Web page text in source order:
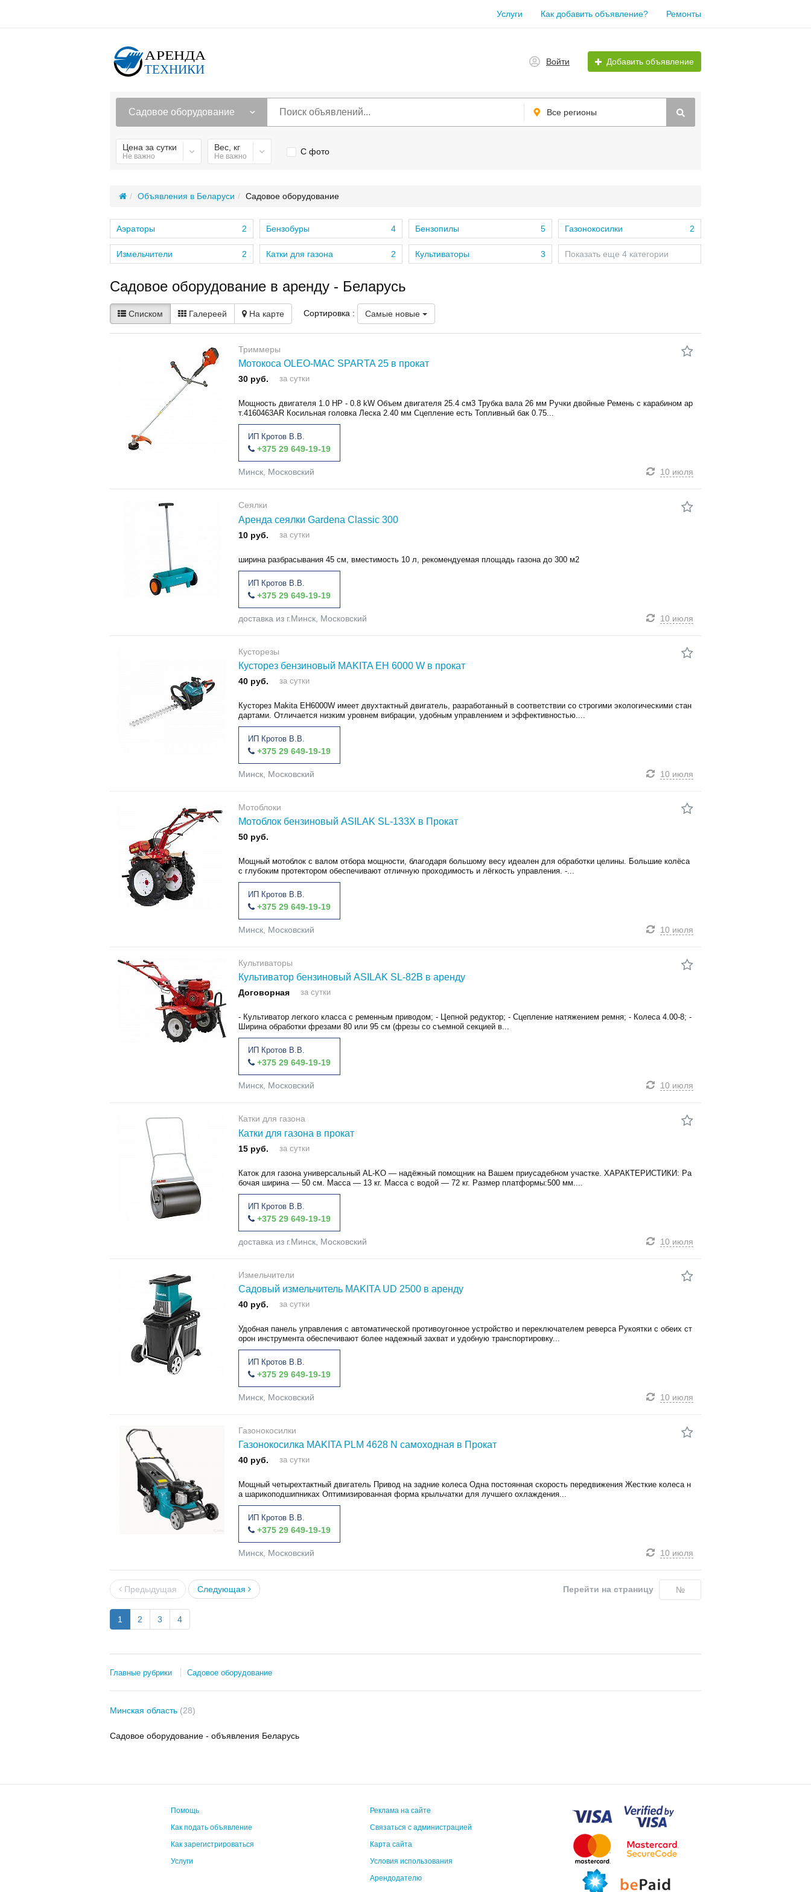
Услуги Как добавить объявление? Ремонты
Войти Добавить объявление
Садовое оборудование Все регионы
Цена за сутки
Не важно
Вес, кг
Не важно С фото
Объявления в Беларуси Садовое оборудование
2
Аэраторы
2
Измельчители
4
Бензобуры
2
Катки для газона
5
Бензопилы
3
Культиваторы
2
Газонокосилки
Показать еще 4 категории
Садовое оборудование в аренду - Беларусь
Списком Галереей На карте Сортировка : Самые новые
Триммеры
Мотокоса OLEO-MAC SPARTA 25 в прокат
30 руб. за сутки
Мощность двигателя 1.0 HP - 0.8 kW Объем двигателя 25.4 см3 Трубка вала 26 мм Ручки двойные Ремень с карабином ар
т.4160463AR Косильная головка Леска 2.40 мм Сцепление есть Топливный бак 0.75...
ИП Кротов В.В.
+375 29 649-19-19
Минск, Московский 10 июля
Сеялки
Аренда сеялки Gardena Classic 300
10 руб. за сутки
ширина разбрасывания 45 см, вместимость 10 л, рекомендуемая площадь газона до 300 м2
ИП Кротов В.В.
+375 29 649-19-19
доставка из г.Минск, Московский 10 июля
Кусторезы
Кусторез бензиновый MAKITA EH 6000 W в прокат
40 руб. за сутки
Кусторез Makita EH6000W имеет двухтактный двигатель, разработанный в соответствии со строгими экологическими стан
дартами. Отличается низким уровнем вибрации, удобным управлением и эффективностью....
ИП Кротов В.В.
+375 29 649-19-19
Минск, Московский 10 июля
Мотоблоки
Мотоблок бензиновый ASILAK SL-133X в Прокат
50 руб.
Мощный мотоблок с валом отбора мощности, благодаря большому весу идеален для обработки целины. Большие колёса
с глубоким протектором обеспечивают отличную проходимость и лёгкость управления. -...
ИП Кротов В.В.
+375 29 649-19-19
Минск, Московский 10 июля
Культиваторы
Культиватор бензиновый ASILAK SL-82B в аренду
Договорная за сутки
- Культиватор легкого класса с ременным приводом; - Цепной редуктор; - Сцепление натяжением ремня; - Колеса 4.00-8; -
Ширина обработки фрезами 80 или 95 см (фрезы со съемной секцией в...
ИП Кротов В.В.
+375 29 649-19-19
Минск, Московский 10 июля
Катки для газона
Катки для газона в прокат
15 руб. за сутки
Каток для газона универсальный AL-KO ― надёжный помощник на Вашем приусадебном участке. ХАРАКТЕРИСТИКИ: Ра
бочая ширина ― 50 см. Масса ― 13 кг. Масса с водой ― 72 кг. Размер платформы:500 мм....
ИП Кротов В.В.
+375 29 649-19-19
доставка из г.Минск, Московский 10 июля
Измельчители
Садовый измельчитель MAKITA UD 2500 в аренду
40 руб. за сутки
Удобная панель управления с автоматической противоугонное устройство и переключателем реверса Рукоятки с обеих ст
орон инструмента обеспечивают более надежный захват и удобную транспортировку...
ИП Кротов В.В.
+375 29 649-19-19
Минск, Московский 10 июля
Газонокосилки
Газонокосилка MAKITA PLM 4628 N самоходная в Прокат
40 руб. за сутки
Мощный четырехтактный двигатель Привод на задние колеса Одна постоянная скорость передвижения Жесткие колеса н
а шарикоподшипниках Оптимизированная форма крыльчатки для лучшего охлаждения...
ИП Кротов В.В.
+375 29 649-19-19
Минск, Московский 10 июля
Перейти на страницу
Предыдущая Следующая
1 2 3 4
Главные рубрики Садовое оборудование
Минская область (28)
Садовое оборудование - объявления Беларусь
Помощь
Как подать объявление
Как зарегистрироваться
Услуги
Реклама на сайте
Связаться с администрацией
Карта сайта
Условия использования
Арендодателю